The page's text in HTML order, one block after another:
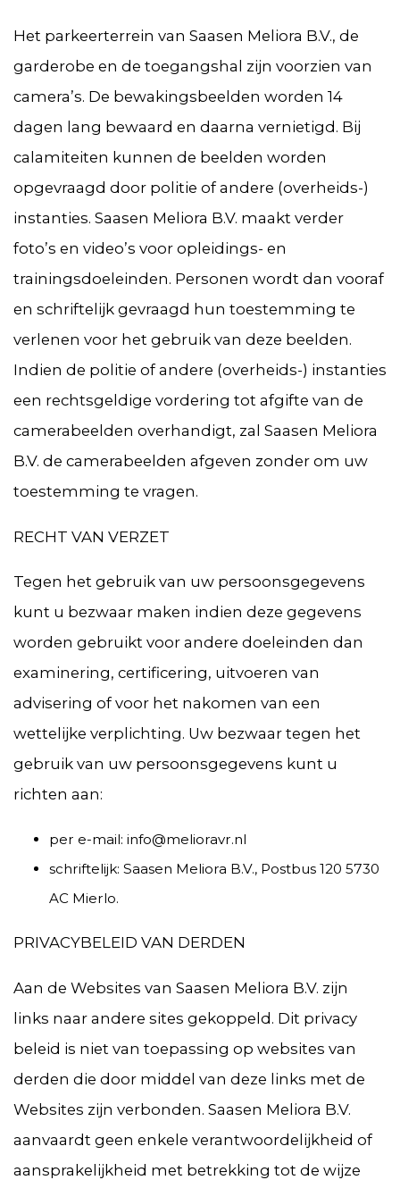
Het parkeerterrein van Saasen Meliora B.V., de
garderobe en de toegangshal zijn voorzien van
camera’s. De bewakingsbeelden worden 14
dagen lang bewaard en daarna vernietigd. Bij
calamiteiten kunnen de beelden worden
opgevraagd door politie of andere (overheids-)
instanties. Saasen Meliora B.V. maakt verder
foto’s en video’s voor opleidings- en
trainingsdoeleinden. Personen wordt dan vooraf
en schriftelijk gevraagd hun toestemming te
verlenen voor het gebruik van deze beelden.
Indien de politie of andere (overheids-) instanties
een rechtsgeldige vordering tot afgifte van de
camerabeelden overhandigt, zal Saasen Meliora
B.V. de camerabeelden afgeven zonder om uw
toestemming te vragen.
RECHT VAN VERZET
Tegen het gebruik van uw persoonsgegevens
kunt u bezwaar maken indien deze gegevens
worden gebruikt voor andere doeleinden dan
examinering, certificering, uitvoeren van
advisering of voor het nakomen van een
wettelijke verplichting. Uw bezwaar tegen het
gebruik van uw persoonsgegevens kunt u
richten aan:
per e-mail: info@melioravr.nl
schriftelijk: Saasen Meliora B.V., Postbus 120 5730
AC Mierlo.
PRIVACYBELEID VAN DERDEN
Aan de Websites van Saasen Meliora B.V. zijn
links naar andere sites gekoppeld. Dit privacy
beleid is niet van toepassing op websites van
derden die door middel van deze links met de
Websites zijn verbonden. Saasen Meliora B.V.
aanvaardt geen enkele verantwoordelijkheid of
aansprakelijkheid met betrekking tot de wijze